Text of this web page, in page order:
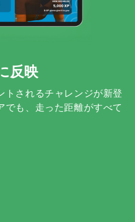
反映
トされるチャレンジが新登
でも、走った距離がすべて